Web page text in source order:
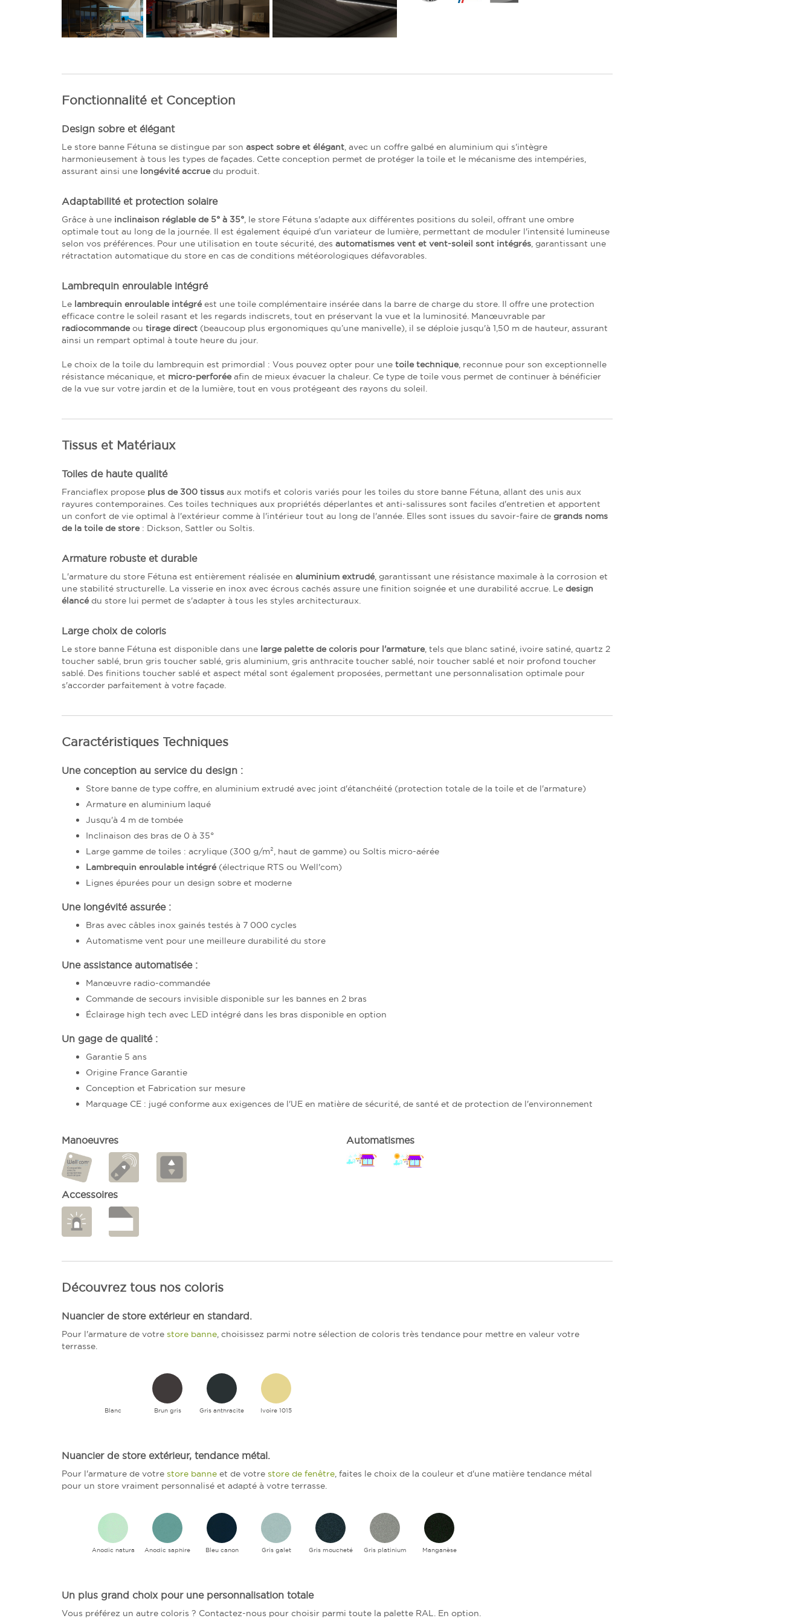
Fonctionnalité et Conception
Design sobre et élégant
Le store banne Fétuna se distingue par son aspect sobre et élégant, avec un coffre galbé en aluminium qui s'intègre
harmonieusement à tous les types de façades. Cette conception permet de protéger la toile et le mécanisme des intempéries,
assurant ainsi une longévité accruedu produit.
Adaptabilité et protection solaire
Grâce à une inclinaison réglable de 5° à 35°, le store Fétuna s'adapte aux différentes positions du soleil, offrant une ombre
optimale tout au long de la journée. Il est également équipé d'un variateur de lumière, permettant de moduler l'intensité lumineuse
selon vos préférences. Pour une utilisation en toute sécurité, des automatismes vent et vent-soleil sont intégrés, garantissant une
rétractation automatique du store en cas de conditions météorologiques défavorables.
Lambrequin enroulable intégré
Le lambrequin enroulable intégréest une toile complémentaire insérée dans la barre de charge du store. Il offre une protection
efficace contre le soleil rasant et les regards indiscrets, tout en préservant la vue et la luminosité. Manœuvrable par
radiocommandeou tirage direct (beaucoup plus ergonomiques qu’une manivelle), il se déploie jusqu'à 1,50 m de hauteur, assurant
ainsi un rempart optimal à toute heure du jour.
Le choix de la toile du lambrequin est primordial : Vous pouvez opter pour une toile technique, reconnue pour son exceptionnelle
résistance mécanique, et micro-perforéeafin de mieux évacuer la chaleur. Ce type de toile vous permet de continuer à bénéficier
de la vue sur votre jardin et de la lumière, tout en vous protégeant des rayons du soleil.
Tissus et Matériaux
Toiles de haute qualité
Franciaflex propose plus de 300 tissus aux motifs et coloris variés pour les toiles du store banne Fétuna, allant des unis aux
rayures contemporaines. Ces toiles techniques aux propriétés déperlantes et anti-salissures sont faciles d'entretien et apportent
un confort de vie optimal à l'extérieur comme à l'intérieur tout au long de l'année. Elles sont issues du savoir-faire de grands noms
de la toile de store: Dickson, Sattler ou Soltis.
Armature robuste et durable
L'armature du store Fétuna est entièrement réalisée en aluminium extrudé, garantissant une résistance maximale à la corrosion et
une stabilité structurelle. La visserie en inox avec écrous cachés assure une finition soignée et une durabilité accrue. Le design
élancédu store lui permet de s'adapter à tous les styles architecturaux.
Large choix de coloris
Le store banne Fétuna est disponible dans une large palette de coloris pour l'armature, tels que blanc satiné, ivoire satiné, quartz 2
toucher sablé, brun gris toucher sablé, gris aluminium, gris anthracite toucher sablé, noir toucher sablé et noir profond toucher
sablé. Des finitions toucher sablé et aspect métal sont également proposées, permettant une personnalisation optimale pour
s'accorder parfaitement à votre façade.
Caractéristiques Techniques
Une conception au service du design :
Store banne de type coffre, en aluminium extrudé avec joint d'étanchéité (protection totale de la toile et de l'armature)
Armature en aluminium laqué
Jusqu'à 4 m de tombée
Inclinaison des bras de 0 à 35°
Large gamme de toiles : acrylique (300 g/m², haut de gamme) ou Soltis micro-aérée
Lambrequin enroulable intégré(électrique RTS ou Well'com)
Lignes épurées pour un design sobre et moderne
Une longévité assurée :
Bras avec câbles inox gainés testés à 7 000 cycles
Automatisme vent pour une meilleure durabilité du store
Une assistance automatisée :
Manœuvre radio-commandée
Commande de secours invisible disponible sur les bannes en 2 bras
Éclairage high tech avec LED intégré dans les bras disponible en option
Un gage de qualité :
Garantie 5 ans
Origine France Garantie
Conception et Fabrication sur mesure
Marquage CE : jugé conforme aux exigences de l'UE en matière de sécurité, de santé et de protection de l'environnement
Manoeuvres Automatismes
Accessoires
Découvrez tous nos coloris
Nuancier de store extérieur en standard.
Pour l'armature de votre store banne, choisissez parmi notre sélection de coloris très tendance pour mettre en valeur votre
terrasse.
Blanc Brun gris Gris anthracite Ivoire 1015
Nuancier de store extérieur, tendance métal.
Pour l'armature de votre store banne et de votre store de fenêtre, faites le choix de la couleur et d'une matière tendance métal
pour un store vraiment personnalisé et adapté à votre terrasse.
Anodic natura Anodic saphire Bleu canon Gris galet Gris moucheté Gris platinium Manganèse
Un plus grand choix pour une personnalisation totale
Vous préférez un autre coloris ? Contactez-nous pour choisir parmi toute la palette RAL. En option.